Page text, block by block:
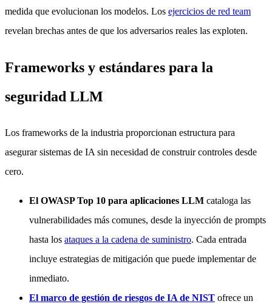
medida que evolucionan los modelos. Los ejercicios de red team
revelan brechas antes de que los adversarios reales las exploten.
Frameworks y estándares para la
seguridad LLM
Los frameworks de la industria proporcionan estructura para
asegurar sistemas de IA sin necesidad de construir controles desde
cero.
El OWASP Top 10 para aplicaciones LLM cataloga las
vulnerabilidades más comunes, desde la inyección de prompts
hasta los ataques a la cadena de suministro. Cada entrada
incluye estrategias de mitigación que puede implementar de
inmediato.
El marco de gestión de riesgos de IA de NIST ofrece un